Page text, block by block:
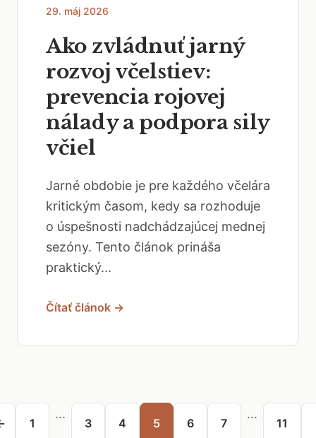
29. máj 2026
Ako zvládnuť jarný
rozvoj včelstiev:
prevencia rojovej
nálady a podpora sily
včiel
Jarné obdobie je pre každého včelára
kritickým časom, kedy sa rozhoduje
o úspešnosti nadchádzajúcej mednej
sezóny. Tento článok prináša
praktický...
Čítať článok →
1
...
3 4 5 6 7
...
11